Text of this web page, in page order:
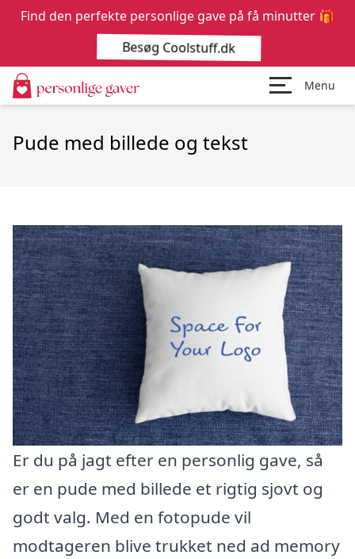
Menu
Pude med billede og tekst
Er du på jagt efter en personlig gave, så
er en pude med billede et rigtig sjovt og
godt valg. Med en fotopude vil
modtageren blive trukket ned ad memory
Find den perfekte personlige gave på få minutter 🎁
Besøg Coolstuff.dk